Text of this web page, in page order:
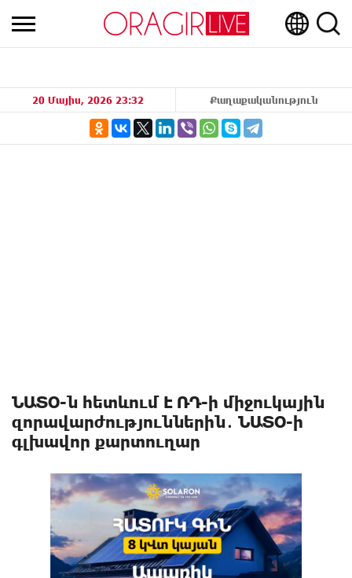
20 Մայիս, 2026 23:32 Քաղաքականություն
ՆԱՏՕ-ն հետևում Է ՌԴ-ի միջուկային
զnրավարժություններին․ ՆԱՏՕ-ի
գլխավոր քարտուղար